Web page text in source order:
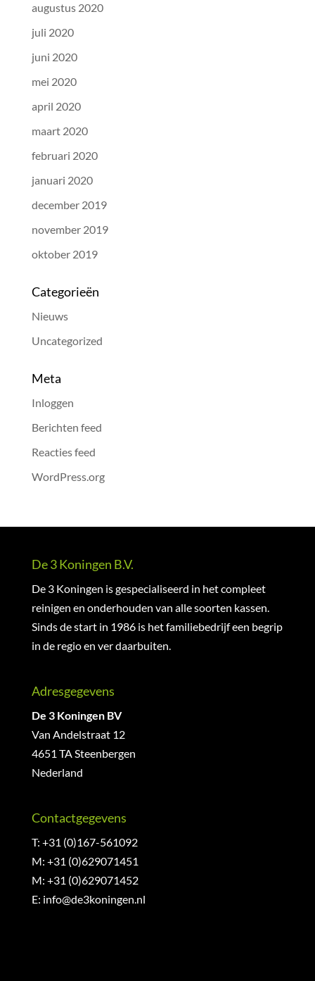
augustus 2020
juli 2020
juni 2020
mei 2020
april 2020
maart 2020
februari 2020
januari 2020
december 2019
november 2019
oktober 2019
Categorieën
Nieuws
Uncategorized
Meta
Inloggen
Berichten feed
Reacties feed
WordPress.org
De 3 Koningen B.V.
De 3 Koningen is gespecialiseerd in het compleet
reinigen en onderhouden van alle soorten kassen.
Sinds de start in 1986 is het familiebedrijf een begrip
in de regio en ver daarbuiten.
Adresgegevens
De 3 Koningen BV
Van Andelstraat 12
4651 TA Steenbergen
Nederland
Contactgegevens
T: +31 (0)167-561092
M: +31 (0)629071451
M: +31 (0)629071452
E: info@de3koningen.nl